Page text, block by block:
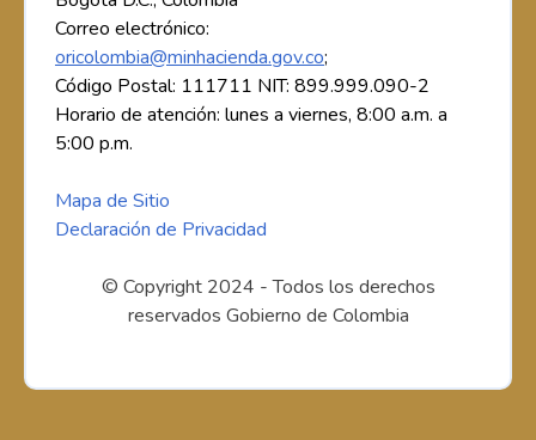
Correo electrónico:
oricolombia@minhacienda.gov.co;
Código Postal: 111711 NIT: 899.999.090-2
Horario de atención: lunes a viernes, 8:00 a.m. a
5:00 p.m.
Mapa de Sitio
Declaración de Privacidad
© Copyright 2024 - Todos los derechos
reservados Gobierno de Colombia